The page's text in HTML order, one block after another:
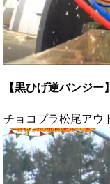
【黒ひげ逆バンジー】
チョコプラ松尾アウ